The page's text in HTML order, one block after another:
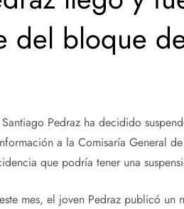
del bloque
Pedraz ha decidido
a la Comisaría General
que podría tener una
mes, el joven Pedraz publicó un